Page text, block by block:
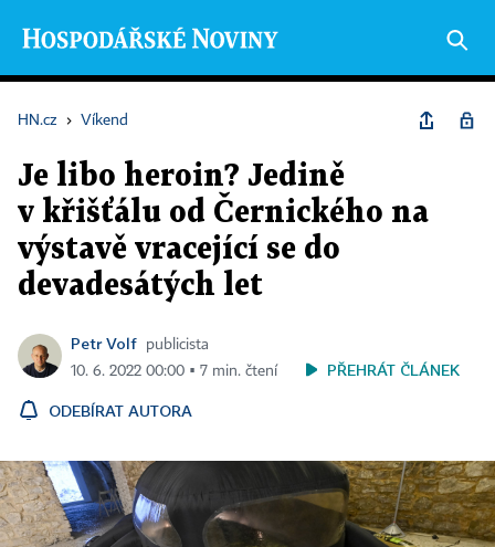
HN.cz › Víkend
Je libo heroin? Jedině
v křišťálu od Černického na
výstavě vracející se do
devadesátých let
Petr Volf
publicista
10. 6. 2022 00:00 ▪ 7 min. čtení
PŘEHRÁT ČLÁNEK
ODEBÍRAT AUTORA